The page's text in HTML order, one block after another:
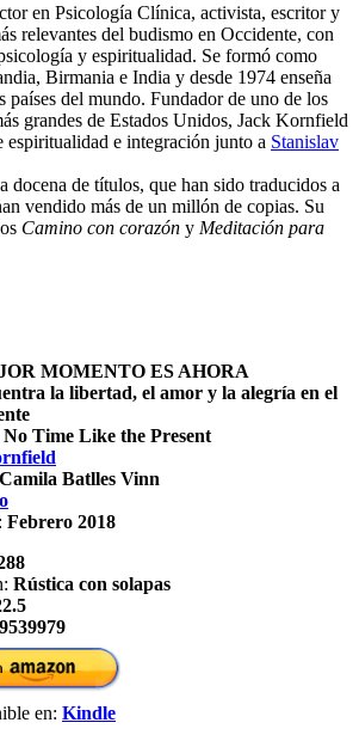
en Psicología Clínica, activista, escritor y
relevantes del budismo en Occidente, con
y espiritualidad. Se formó como
Birmania e India y desde 1974 enseña
países del mundo. Fundador de uno de los
grandes de Estados Unidos, Jack Kornfield
espiritualidad e integración junto a Stanislav
docena de títulos, que han sido traducidos a
vendido más de un millón de copias. Su
Camino con corazón y Meditación para
MOMENTO ES AHORA
la libertad, el amor y la alegría en el
No Time Like the Present
Camila Batlles Vinn
Febrero 2018
Rústica con solapas
en: Kindle